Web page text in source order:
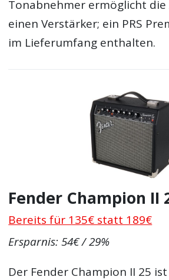
Tonabnehmer ermöglicht
einen Verstärker; ein PRS
im Lieferumfang enthalten.
Fender Champion II
Bereits für 135€ statt 189€
Ersparnis: 54€ / 29%
Der Fender Champion II 25